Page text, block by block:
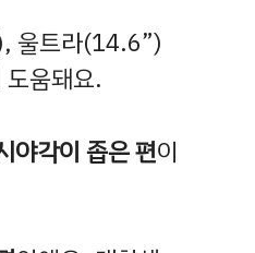
울트라(14.6”)
움돼요.
야각이 좁은 편이